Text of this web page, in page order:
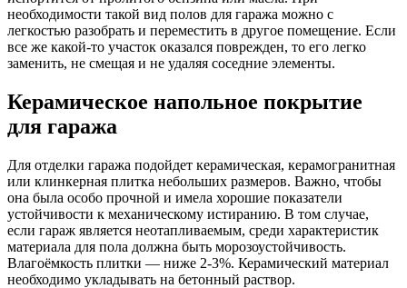
необходимости такой вид полов для гаража можно с
легкостью разобрать и переместить в другое помещение. Если
все же какой-то участок оказался поврежден, то его легко
заменить, не смещая и не удаляя соседние элементы.
Керамическое напольное покрытие
для гаража
Для отделки гаража подойдет керамическая, керамогранитная
или клинкерная плитка небольших размеров. Важно, чтобы
она была особо прочной и имела хорошие показатели
устойчивости к механическому истиранию. В том случае,
если гараж является неотапливаемым, среди характеристик
материала для пола должна быть морозоустойчивость.
Влагоёмкость плитки — ниже 2-3%. Керамический материал
необходимо укладывать на бетонный раствор.